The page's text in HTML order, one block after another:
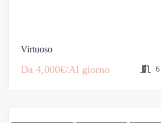
Virtuoso
Da 4,000€/Al giorno 6